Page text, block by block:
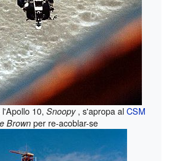
10, Snoopy, s'apropa alCSM
Brown per re-acoblar-se